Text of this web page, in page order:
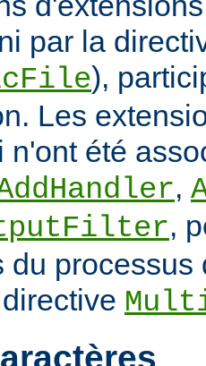
par la
),
Les
n'ont été
,
,
du processus